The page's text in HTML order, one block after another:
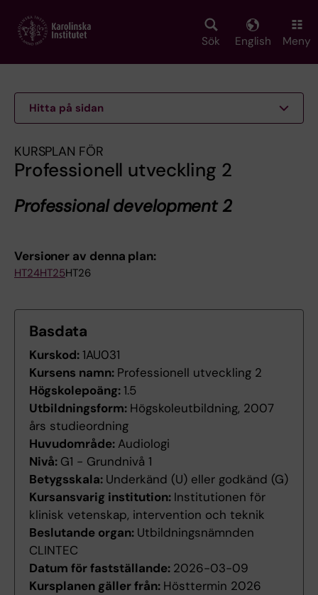
main
Sök English Meny
Hitta på sidan
KURSPLAN FÖR
Professionell utveckling 2
Professional development 2
Versioner av denna plan:
HT24HT25HT26
Basdata
Kurskod:1AU031
Kursens namn: Professionell utveckling 2
Högskolepoäng:1.5
Utbildningsform: Högskoleutbildning, 2007
års studieordning
Huvudområde: Audiologi
Nivå: G1 - Grundnivå 1
Betygsskala: Underkänd (U) eller godkänd (G)
Kursansvarig institution: Institutionen för
klinisk vetenskap, intervention och teknik
Beslutande organ: Utbildningsnämnden
CLINTEC
Datum för fastställande: 2026-03-09
Kursplanen gäller från: Hösttermin 2026